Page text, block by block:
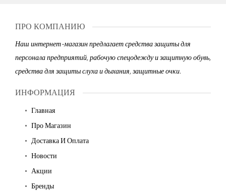
ПРО КОМПАНИЮ
Наш интернет-магазин предлагает средства защиты для
персонала предприятий, рабочую спецодежду и защитную обувь,
средства для защиты слуха и дыхания, защитные очки.
ИНФОРМАЦИЯ
Главная
Про Магазин
Доставка И Оплата
Новости
Акции
Бренды